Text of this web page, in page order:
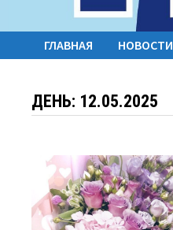
ГЛАВНАЯ НОВОСТИ
ДЕНЬ: 12.05.2025